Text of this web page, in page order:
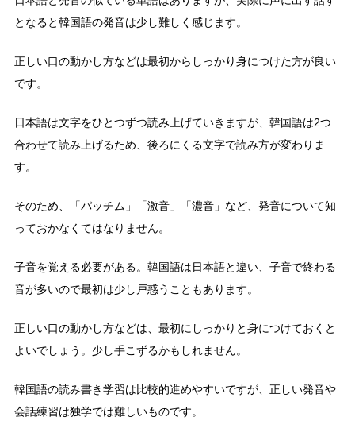
となると韓国語の発音は少し難しく感じます。
正しい口の動かし方などは最初からしっかり身につけた方が良い
です。
日本語は文字をひとつずつ読み上げていきますが、韓国語は2つ
合わせて読み上げるため、後ろにくる文字で読み方が変わりま
す。
そのため、「パッチム」「激音」「濃音」など、発音について知
っておかなくてはなりません。
子音を覚える必要がある。韓国語は日本語と違い、子音で終わる
音が多いので最初は少し戸惑うこともあります。
正しい口の動かし方などは、最初にしっかりと身につけておくと
よいでしょう。少し手こずるかもしれません。
韓国語の読み書き学習は比較的進めやすいですが、正しい発音や
会話練習は独学では難しいものです。